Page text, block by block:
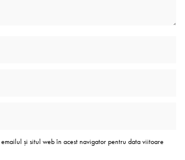
și situl web în acest navigator pentru data viitoare